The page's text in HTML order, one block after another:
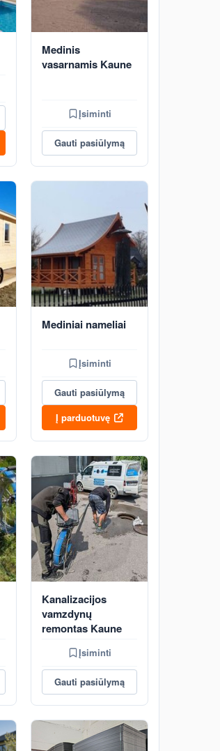
Medinis
vasarnamis Kaune
Įsiminti
Gauti pasiūlymą
Mediniai nameliai
Įsiminti
Gauti pasiūlymą
Į parduotuvę
Kanalizacijos
vamzdynų
remontas Kaune
Įsiminti
Gauti pasiūlymą